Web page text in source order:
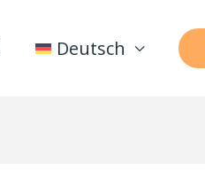
Deutsch